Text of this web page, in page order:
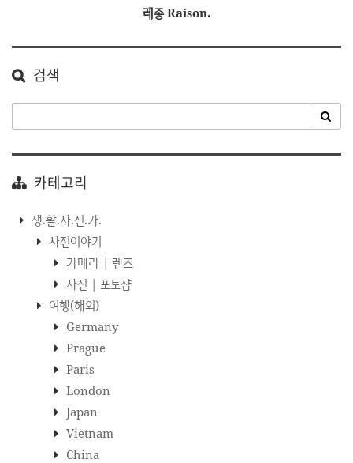
레종 Raison.
검색
카테고리
생.활.사.진.가.
사진이야기
카메라 | 렌즈
사진 | 포토샵
여행(해외)
Germany
Prague
Paris
London
Japan
Vietnam
China